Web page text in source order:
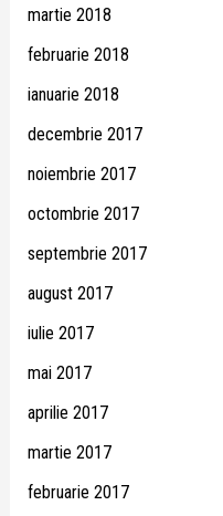
martie 2018
februarie 2018
ianuarie 2018
decembrie 2017
noiembrie 2017
octombrie 2017
septembrie 2017
august 2017
iulie 2017
mai 2017
aprilie 2017
martie 2017
februarie 2017